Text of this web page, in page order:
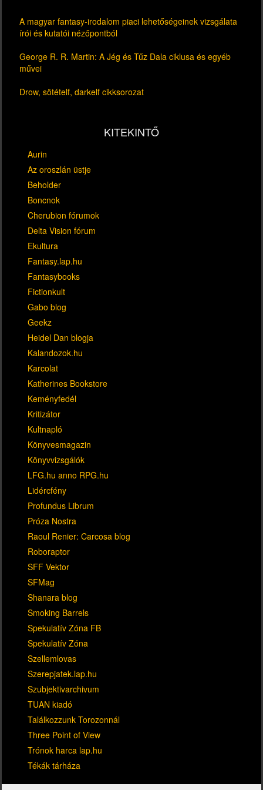
A magyar fantasy-irodalom piaci lehetőségeinek vizsgálata
írói és kutatói nézőpontból
George R. R. Martin: A Jég és Tűz Dala ciklusa és egyéb
művei
Drow, sötételf, darkelf cikksorozat
KITEKINTŐ
Aurin
Az oroszlán üstje
Beholder
Boncnok
Cherubion fórumok
Delta Vision fórum
Ekultura
Fantasy.lap.hu
Fantasybooks
Fictionkult
Gabo blog
Geekz
Heidel Dan blogja
Kalandozok.hu
Karcolat
Katherines Bookstore
Keményfedél
Kritizátor
Kultnapló
Könyvesmagazin
Könyvvizsgálók
LFG.hu anno RPG.hu
Lidércfény
Profundus Librum
Próza Nostra
Raoul Renier: Carcosa blog
Roboraptor
SFF Vektor
SFMag
Shanara blog
Smoking Barrels
Spekulatív Zóna FB
Spekulatív Zóna
Szellemlovas
Szerepjatek.lap.hu
Szubjektivarchivum
TUAN kiadó
Találkozzunk Torozonnál
Three Point of View
Trónok harca lap.hu
Tékák tárháza